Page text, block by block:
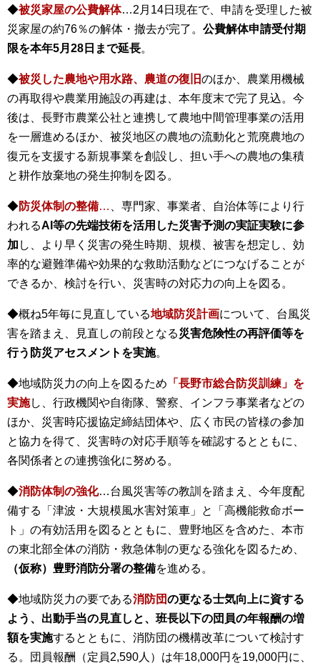
◆被災家屋の公費解体…2月14日現在で、申請を受理した被
災家屋の約76％の解体・撤去が完了。 公費解体申請受付期
限を本年5月28日まで延長。
◆被災した農地や用水路、農道の復旧のほか、農業用機械
の再取得や農業用施設の再建は、本年度末で完了見込。今
後は、長野市農業公社と連携して農地中間管理事業の活用
を一層進めるほか、被災地区の農地の流動化と荒廃農地の
復元を支援する新規事業を創設し、担い手への農地の集積
と耕作放棄地の発生抑制を図る。
◆防災体制の整備…
、専門家、事業者、自治体等により行
われるAI等の先端技術を活用した災害予測の実証実験に参
加 し、より早く災害の発生時期、規模、被害を想定し、効
率的な避難準備や効果的な救助活動などにつなげることが
できるか、検討を行い、災害時の対応力の向上を図る。
◆概ね5年毎に見直している地域防災計画について、台風災
害を踏まえ、見直しの前段となる災害危険性の再評価等を
行う防災アセスメントを実施。
◆地域防災力の向上を図るため 「長野市総合防災訓練」を
実施し、行政機関や自衛隊、警察、インフラ事業者などの
ほか、災害時応援協定締結団体や、広く市民の皆様の参加
と協力を得て、災害時の対応手順等を確認するとともに、
各関係者との連携強化に努める。
◆消防体制の強化…台風災害等の教訓を踏まえ、今年度配
備する「津波・大規模風水害対策車」と「高機能救命ボー
ト」の有効活用を図るとともに、豊野地区を含めた、本市
の東北部全体の消防・救急体制の更なる強化を図るため、
（仮称）豊野消防分署の整備を進める。
◆地域防災力の要である消防団の更なる士気向上に資する
よう、出動手当の見直しと、班長以下の団員の年報酬の増
額を実施するとともに、消防団の機構改革について検討す
る。団員報酬（定員2,590人）は年18,000円を19,000円に、